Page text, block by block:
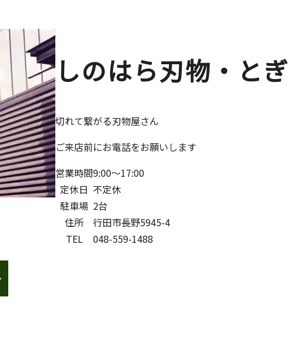
しのはら刃物・とぎ
切れて繋がる刃物屋さん
ご来店前にお電話をお願いします
営業時間9:00～17:00
定休日 不定休
駐車場 2台
住所
行田市長野5945-4
TEL
048-559-1488